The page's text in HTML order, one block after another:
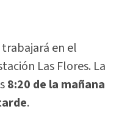
en el
Las Flores. La
8:20 de la mañana
.